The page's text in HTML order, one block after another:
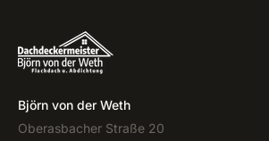
Björn von der Weth
Oberasbacher Straße 20